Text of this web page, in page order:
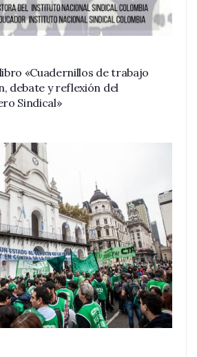
«Cuadernillos de trabajo
debate y reflexión del
Sindical»